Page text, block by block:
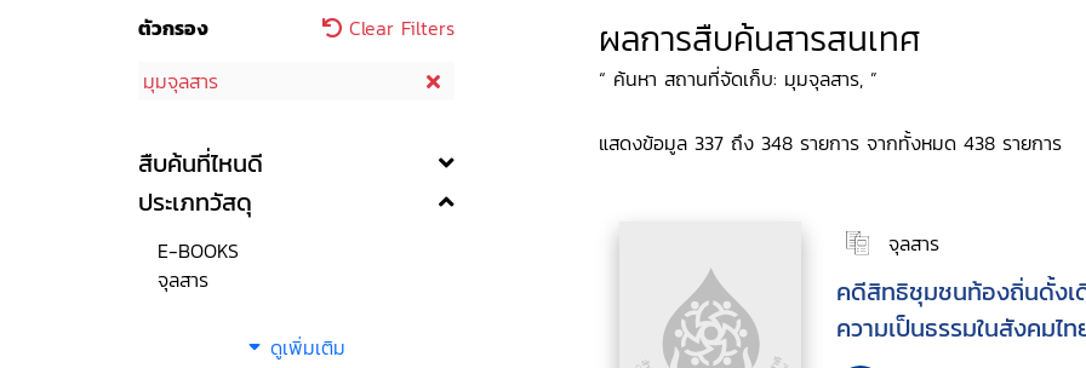
ตัวกรอง
Clear Filters
มุมจุลสาร
สืบค้นที่ไหนดี
ประเภทวัสดุ
E-BOOKS
จุลสาร
ดูเพิ่มเติม
ผลการสืบค้นสารสนเทศ
“ ค้นหา สถานที่จัดเก็บ: มุมจุลสาร, ”
แสดงข้อมูล 337 ถึง 348 รายการ จากทั้งหมด 438 รายการ
จุลสาร
คดีสิทธิชุมชนท้องถิ่นดั้งเ
ความเป็นธรรมในสังคมไท